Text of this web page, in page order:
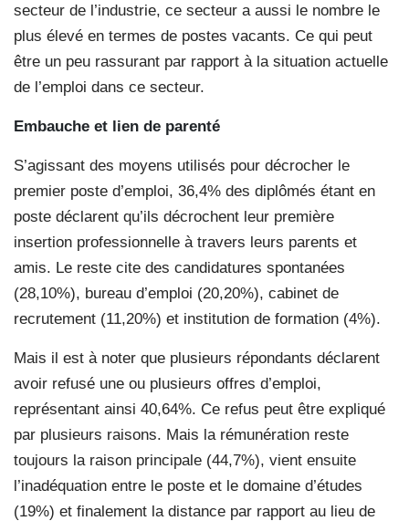
secteur de l’industrie, ce secteur a aussi le nombre le
plus élevé en termes de postes vacants. Ce qui peut
être un peu rassurant par rapport à la situation actuelle
de l’emploi dans ce secteur.
Embauche et lien de parenté
S’agissant des moyens utilisés pour décrocher le
premier poste d’emploi, 36,4% des diplômés étant en
poste déclarent qu’ils décrochent leur première
insertion professionnelle à travers leurs parents et
amis. Le reste cite des candidatures spontanées
(28,10%), bureau d’emploi (20,20%), cabinet de
recrutement (11,20%) et institution de formation (4%).
Mais il est à noter que plusieurs répondants déclarent
avoir refusé une ou plusieurs offres d’emploi,
représentant ainsi 40,64%. Ce refus peut être expliqué
par plusieurs raisons. Mais la rémunération reste
toujours la raison principale (44,7%), vient ensuite
l’inadéquation entre le poste et le domaine d’études
(19%) et finalement la distance par rapport au lieu de